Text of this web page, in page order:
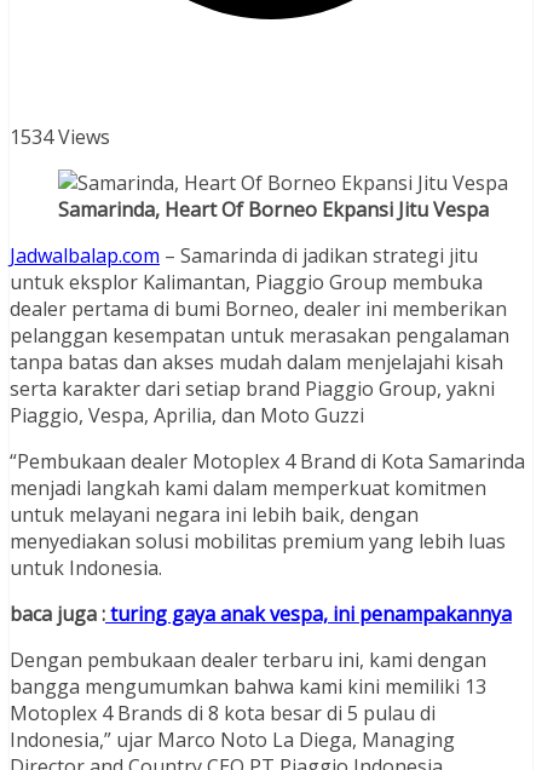
1534 Views
Samarinda, Heart Of Borneo Ekpansi Jitu Vespa
Jadwalbalap.com – Samarinda di jadikan strategi jitu
untuk eksplor Kalimantan, Piaggio Group membuka
dealer pertama di bumi Borneo, dealer ini memberikan
pelanggan kesempatan untuk merasakan pengalaman
tanpa batas dan akses mudah dalam menjelajahi kisah
serta karakter dari setiap brand Piaggio Group, yakni
Piaggio, Vespa, Aprilia, dan Moto Guzzi
“Pembukaan dealer Motoplex 4 Brand di Kota Samarinda
menjadi langkah kami dalam memperkuat komitmen
untuk melayani negara ini lebih baik, dengan
menyediakan solusi mobilitas premium yang lebih luas
untuk Indonesia.
baca juga :turing gaya anak vespa, ini penampakannya
Dengan pembukaan dealer terbaru ini, kami dengan
bangga mengumumkan bahwa kami kini memiliki 13
Motoplex 4 Brands di 8 kota besar di 5 pulau di
Indonesia,” ujar Marco Noto La Diega, Managing